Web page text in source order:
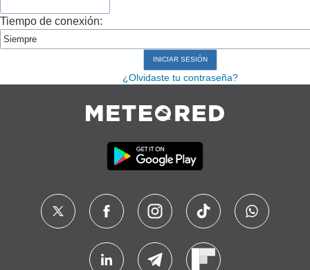
Tiempo de conexión:
¿Olvidaste tu contraseña?